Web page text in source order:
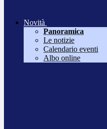
Novità
Panoramica
Le notizie
Calendario eventi
Albo online